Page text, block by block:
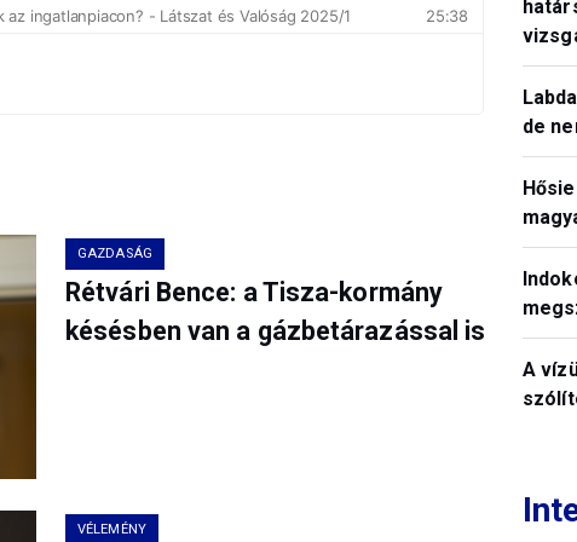
GAZDASÁG
Rétvári Bence: a Tisza-kormány
késésben van a gázbetárazással is
VÉLEMÉNY
de
A